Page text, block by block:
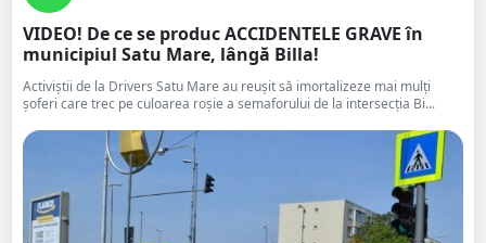
VIDEO! De ce se produc ACCIDENTELE GRAVE în
municipiul Satu Mare, lângă Billa!
Activiștii de la Drivers Satu Mare au reușit să imortalizeze mai mulți
șoferi care trec pe culoarea roșie a semaforului de la intersecția Bi...